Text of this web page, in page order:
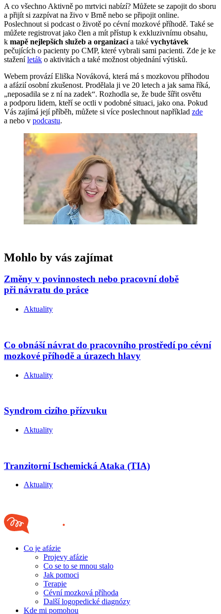
A co všechno Aktivně po mrtvici nabízí? Můžete se zapojit do sboru
a přijít si zazpívat na živo v Brně nebo se připojit online.
Poslechnout si podcast o životě po cévní mozkové příhodě. Také se
můžete registrovat jako člen a mít přístup k exkluzivnímu obsahu,
k mapě nejlepších služeb a organizacía také vychytávek
pečujících o pacienty po CMP, které vybrali sami pacienti. Zde je ke
staženíleták o aktivitách a také možnost objednání výtisků.
Webem provází Eliška Nováková, která má s mozkovou příhodou
a afázií osobní zkušenost. Prodělala ji ve 20 letech a jak sama říká,
„neposadila se z ní na zadek“. Rozhodla se, že bude šířit osvětu
a podporu lidem, kteří se octli v podobné situaci, jako ona. Pokud
Vás zajímá její příběh, můžete si více poslechnout například zde
a nebo v podcastu.
Mohlo by vás zajímat
Změny v povinnostech nebo pracovní době
při návratu do práce
Aktuality
Co obnáší návrat do pracovního prostředí po cévní
mozkové příhodě a úrazech hlavy
Aktuality
Syndrom cizího přízvuku
Aktuality
Tranzitorní Ischemická Ataka (TIA)
Aktuality
Co je afázie
Projevy afázie
Co se to se mnou stalo
Jak pomoci
Terapie
Cévní mozková příhoda
Další logopedické diagnózy
Kde mi pomohou